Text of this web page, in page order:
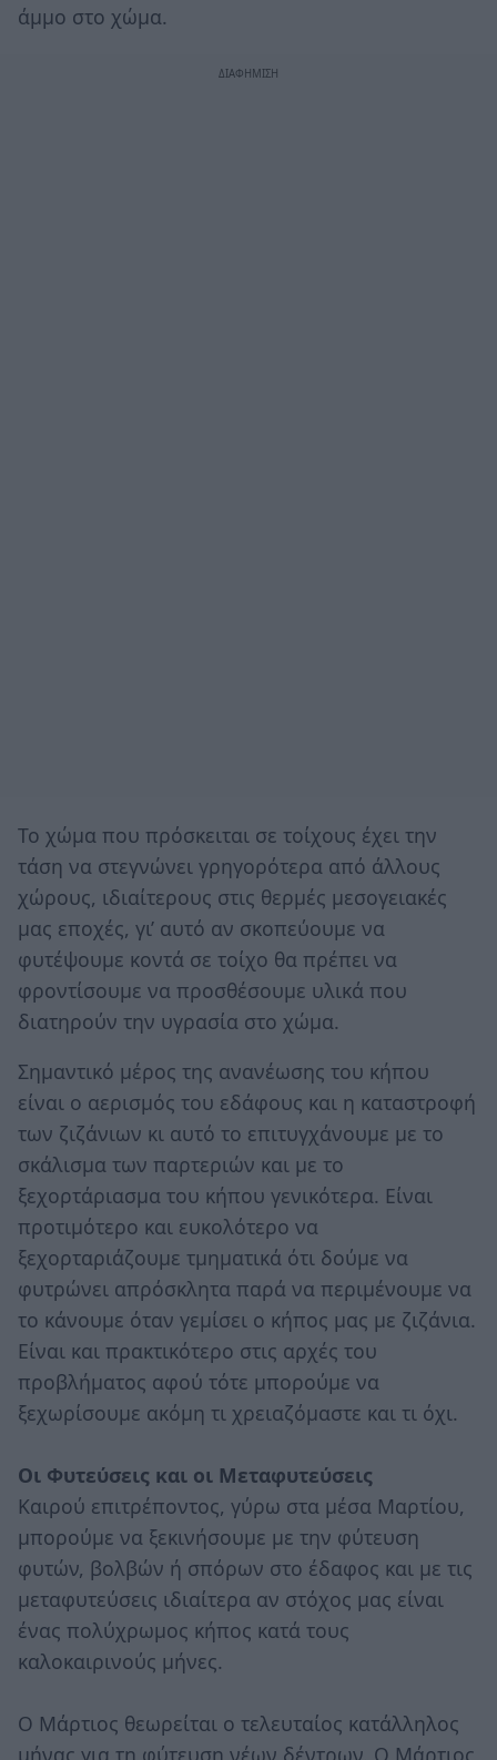
άμμο στο χώμα.
Το χώμα που πρόσκειται σε τοίχους έχει την
τάση να στεγνώνει γρηγορότερα από άλλους
χώρους, ιδιαίτερους στις θερμές μεσογειακές
μας εποχές, γι’ αυτό αν σκοπεύουμε να
φυτέψουμε κοντά σε τοίχο θα πρέπει να
φροντίσουμε να προσθέσουμε υλικά που
διατηρούν την υγρασία στο χώμα.
Σημαντικό μέρος της ανανέωσης του κήπου
είναι ο αερισμός του εδάφους και η καταστροφή
των ζιζάνιων κι αυτό το επιτυγχάνουμε με το
σκάλισμα των παρτεριών και με το
ξεχορτάριασμα του κήπου γενικότερα. Είναι
προτιμότερο και ευκολότερο να
ξεχορταριάζουμε τμηματικά ότι δούμε να
φυτρώνει απρόσκλητα παρά να περιμένουμε να
το κάνουμε όταν γεμίσει ο κήπος μας με ζιζάνια.
Είναι και πρακτικότερο στις αρχές του
προβλήματος αφού τότε μπορούμε να
ξεχωρίσουμε ακόμη τι χρειαζόμαστε και τι όχι.
Οι Φυτεύσεις και οι Μεταφυτεύσεις
Καιρού επιτρέποντος, γύρω στα μέσα Μαρτίου,
μπορούμε να ξεκινήσουμε με την φύτευση
φυτών, βολβών ή σπόρων στο έδαφος και με τις
μεταφυτεύσεις ιδιαίτερα αν στόχος μας είναι
ένας πολύχρωμος κήπος κατά τους
καλοκαιρινούς μήνες.
Ο Μάρτιος θεωρείται ο τελευταίος κατάλληλος
μήνας για τη φύτευση νέων δέντρων. Ο Μάρτιος